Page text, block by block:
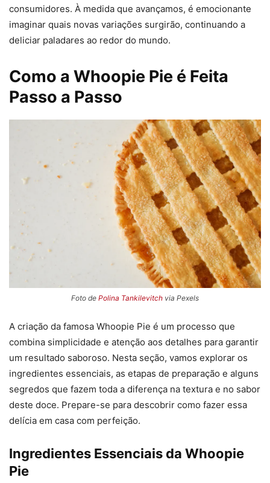
consumidores. À medida que avançamos, é emocionante
imaginar quais novas variações surgirão, continuando a
deliciar paladares ao redor do mundo.
Como a Whoopie Pie é Feita
Passo a Passo
Foto de Polina Tankilevitch via Pexels
A criação da famosa Whoopie Pie é um processo que
combina simplicidade e atenção aos detalhes para garantir
um resultado saboroso. Nesta seção, vamos explorar os
ingredientes essenciais, as etapas de preparação e alguns
segredos que fazem toda a diferença na textura e no sabor
deste doce. Prepare-se para descobrir como fazer essa
delícia em casa com perfeição.
Ingredientes Essenciais da Whoopie
Pie